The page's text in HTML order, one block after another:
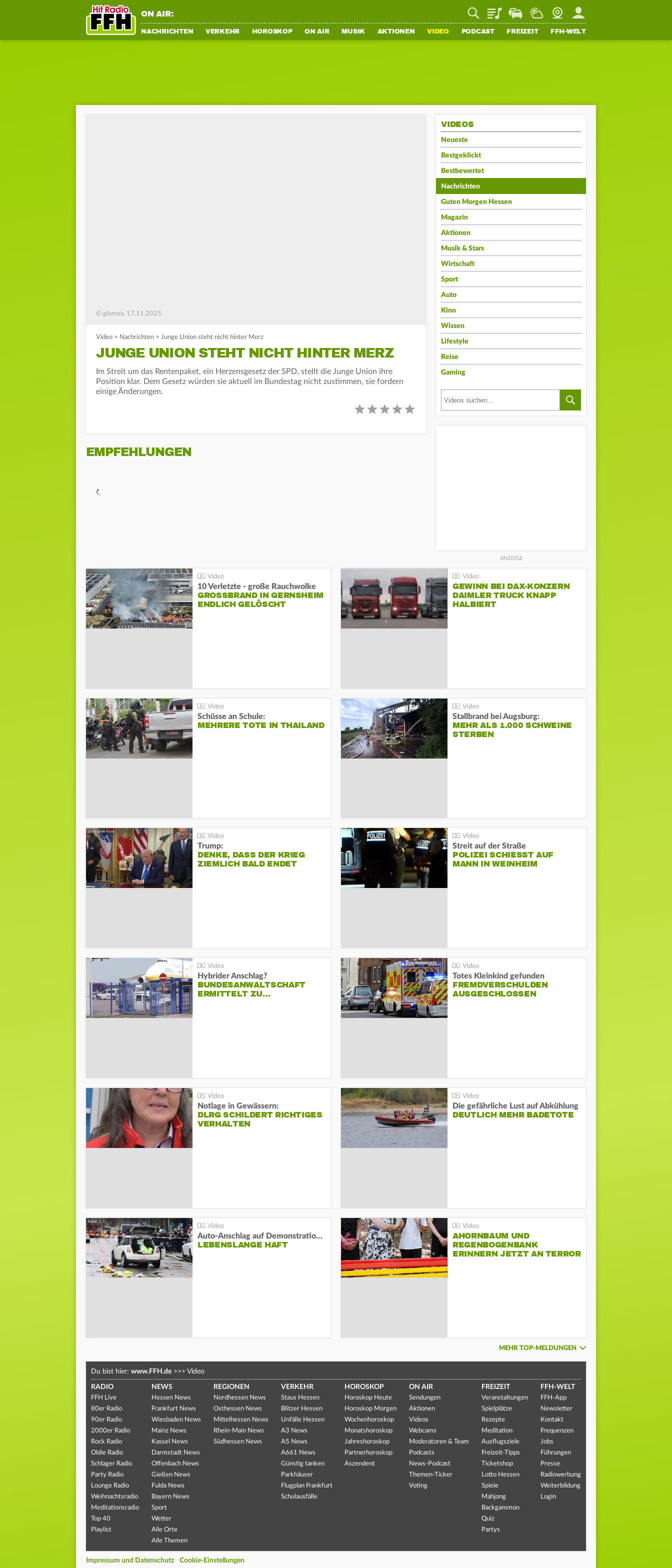
ON AIR: PlaylistStaupilotWetterWebcamMein FFH
NACHRICHTEN VERKEHR HOROSKOP ON AIR MUSIK AKTIONEN VIDEO PODCAST FREIZEIT FFH-WELT
© glomex, 17.11.2025
Video > Nachrichten > Junge Union steht nicht hinter Merz
JUNGE UNION STEHT NICHT HINTER MERZ
Im Streit um das Rentenpaket, ein Herzensgesetz der SPD, stellt die Junge Union ihre
Position klar. Dem Gesetz würden sie aktuell im Bundestag nicht zustimmen, sie fordern
einige Änderungen.
EMPFEHLUNGEN
VIDEOS
Neueste
Bestgeklickt
Bestbewertet
Nachrichten
Guten Morgen Hessen
Magazin
Aktionen
Musik & Stars
Wirtschaft
Sport
Auto
Kino
Wissen
Lifestyle
Reise
Gaming
10 Verletzte - große Rauchwolke
GROSSBRAND IN GERNSHEIM E
NDLICH GELÖSCHT
GEWINN BEI DAX-KONZERN
DAIMLER TRUCK KNAPP
HALBIERT
Schüsse an Schule:
MEHRERE TOTE IN THAILAND
Stallbrand bei Augsburg:
MEHR ALS 1.000 SCHWEINE
STERBEN
Trump:
DENKE, DASS DER KRIEG
ZIEMLICH BALD ENDET
Streit auf der Straße
POLIZEI SCHIESST AUF M
ANN IN WEINHEIM
Hybrider Anschlag?
BUNDESANWALTSCHAFT
ERMITTELT ZU…
Totes Kleinkind gefunden
FREMDVERSCHULDEN
AUSGESCHLOSSEN
Notlage in Gewässern:
DLRG SCHILDERT RICHTIGES
VERHALTEN
Die gefährliche Lust auf Abkühlung
DEUTLICH MEHR BADETOTE
Auto-Anschlag auf Demonstration in München:
LEBENSLANGE HAFT
AHORNBAUM UND
REGENBOGENBANK
ERINNERN JETZT AN TERROR
MEHR TOP-MELDUNGEN
Du bist hier: www.FFH.de >>> Video
RADIO
FFH Live
80er Radio
90er Radio
2000er Radio
Rock Radio
Oldie Radio
Schlager Radio
Party Radio
Lounge Radio
Weihnachtsradio
Meditationsradio
Top 40
Playlist
NEWS
Hessen News
Frankfurt News
Wiesbaden News
Mainz News
Kassel News
Darmstadt News
Offenbach News
Gießen News
Fulda News
Bayern News
Sport
Wetter
Alle Orte
Alle Themen
REGIONEN
Nordhessen News
Osthessen News
Mittelhessen News
Rhein-Main News
Südhessen News
VERKEHR
Staus Hessen
Blitzer Hessen
Unfälle Hessen
A3 News
A5 News
A661 News
Günstig tanken
Parkhäuser
Flugplan Frankfurt
Schulausfälle
HOROSKOP
Horoskop Heute
Horoskop Morgen
Wochenhoroskop
Monatshoroskop
Jahreshoroskop
Partnerhoroskop
Aszendent
ON AIR
Sendungen
Aktionen
Videos
Webcams
Moderatoren & Team
Podcasts
News-Podcast
Themen-Ticker
Voting
FREIZEIT
Veranstaltungen
Spielplätze
Rezepte
Meditation
Ausflugsziele
Freizeit-Tipps
Ticketshop
Lotto Hessen
Spiele
Mahjong
Backgammon
Quiz
Partys
FFH-WELT
FFH-App
Newsletter
Kontakt
Frequenzen
Jobs
Führungen
Presse
Radiowerbung
Weiterbildung
Login
Impressum und Datenschutz Cookie-Einstellungen